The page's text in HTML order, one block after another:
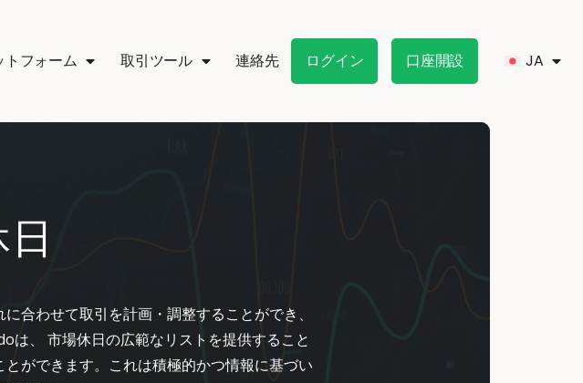
トフォーム 取引ツール 連絡先 ログイン 口座開設
合わせて取引を計画・調整することができ、
は、 市場休日の広範なリストを提供すること
ができます。これは積極的かつ情報に基づい